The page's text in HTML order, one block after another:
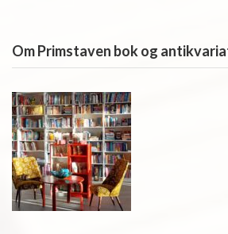
Om Primstaven bok og